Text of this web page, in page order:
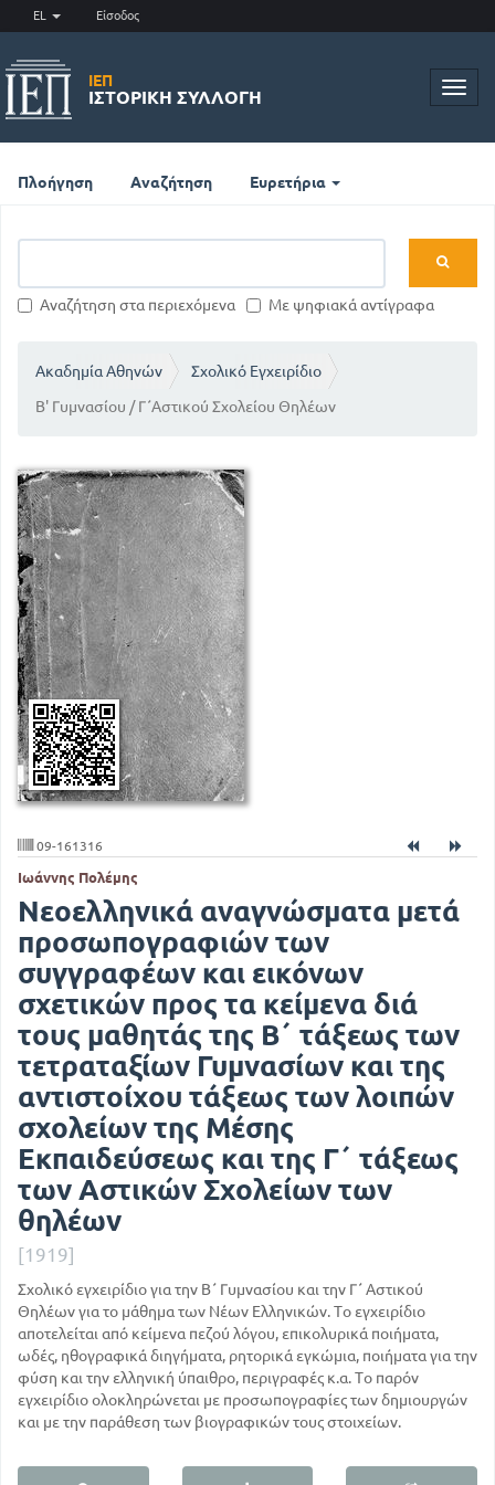
EL Είσοδος
ΙΕΠ
ΙΣΤΟΡΙΚΉ ΣΥΛΛΟΓΉ
Πλοήγηση Αναζήτηση Ευρετήρια
Αναζήτηση στα περιεχόμενα Με ψηφιακά αντίγραφα
Ακαδημία Αθηνών
Σχολικό Εγχειρίδιο
Β' Γυμνασίου / Γ΄Αστικού Σχολείου Θηλέων
09-161316
Ιωάννης Πολέμης
Νεοελληνικά αναγνώσματα μετά
προσωπογραφιών των
συγγραφέων και εικόνων
σχετικών προς τα κείμενα διά
τους μαθητάς της Β΄ τάξεως των
τετραταξίων Γυμνασίων και της
αντιστοίχου τάξεως των λοιπών
σχολείων της Μέσης
Εκπαιδεύσεως και της Γ΄ τάξεως
των Αστικών Σχολείων των
θηλέων
[1919]
Σχολικό εγχειρίδιο για την Β΄ Γυμνασίου και την Γ΄ Αστικού
Θηλέων για το μάθημα των Νέων Ελληνικών. Το εγχειρίδιο
αποτελείται από κείμενα πεζού λόγου, επικολυρικά ποιήματα,
ωδές, ηθογραφικά διηγήματα, ρητορικά εγκώμια, ποιήματα για την
φύση και την ελληνική ύπαιθρο, περιγραφές κ.α. Το παρόν
εγχειρίδιο ολοκληρώνεται με προσωπογραφίες των δημιουργών
και με την παράθεση των βιογραφικών τους στοιχείων.